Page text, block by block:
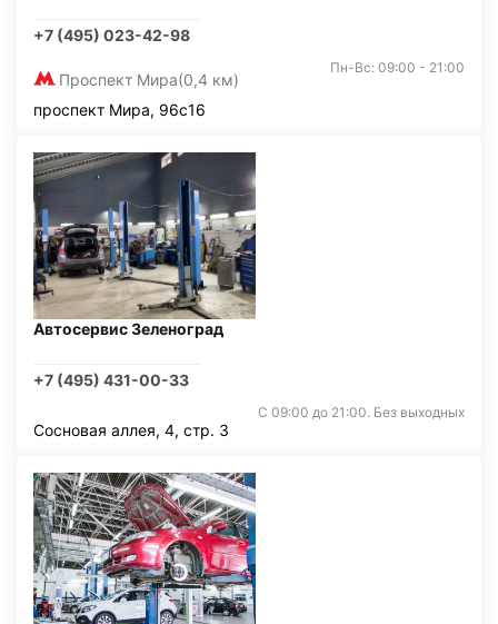
+7 (495) 023-42-98
Проспект Мира(0,4 км)
Пн-Вс: 09:00 - 21:00
проспект Мира, 96с16
Автосервис Зеленоград
+7 (495) 431-00-33
С 09:00 до 21:00. Без выходных
Сосновая аллея, 4, стр. 3